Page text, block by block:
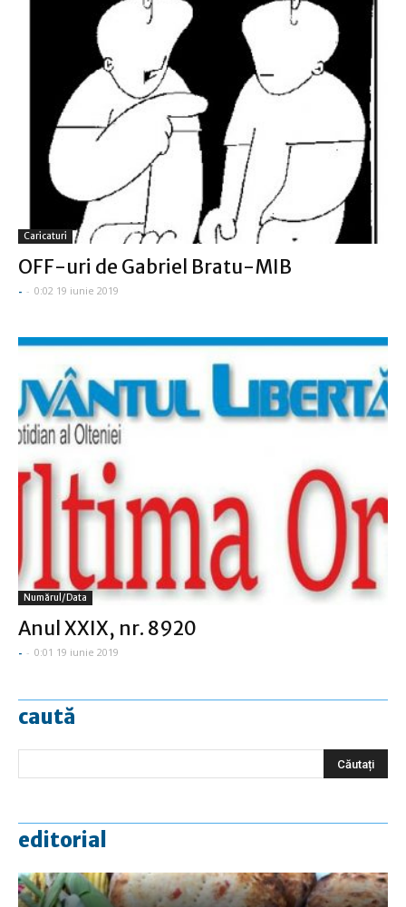
Caricaturi
OFF-uri de Gabriel Bratu-MIB
- - 0:02 19 iunie 2019
Numărul/data
Anul XXIX, nr. 8920
- - 0:01 19 iunie 2019
caută
editorial